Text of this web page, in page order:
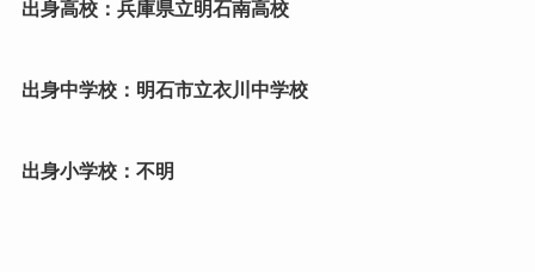
出身高校：兵庫県立明石南高校
出身中学校：明石市立衣川中学校
出身小学校：不明